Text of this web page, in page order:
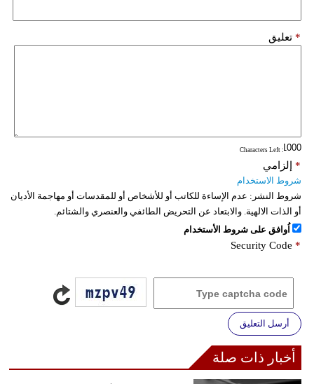
تعليق *
: Characters Left
إلزامي *
شروط الاستخدام
شروط النشر: عدم الإساءة للكاتب أو للأشخاص أو للمقدسات أو مهاجمة الأديان
أو الذات الالهية. والابتعاد عن التحريض الطائفي والعنصري والشتائم.
اُوافق على شروط الأستخدام
Security Code *
أرسل التعليق
أخبار ذات صلة